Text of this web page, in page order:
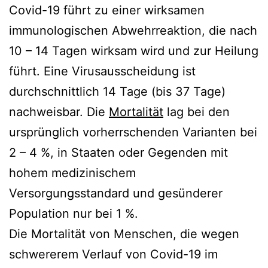
Covid-19 führt zu einer wirksamen
immunologischen Abwehrreaktion, die nach
10 – 14 Tagen wirksam wird und zur Heilung
führt. Eine Virusausscheidung ist
durchschnittlich 14 Tage (bis 37 Tage)
nachweisbar. Die Mortalität lag bei den
ursprünglich vorherrschenden Varianten bei
2 – 4 %, in Staaten oder Gegenden mit
hohem medizinischem
Versorgungsstandard und gesünderer
Population nur bei 1 %.
Die Mortalität von Menschen, die wegen
schwererem Verlauf von Covid-19 im